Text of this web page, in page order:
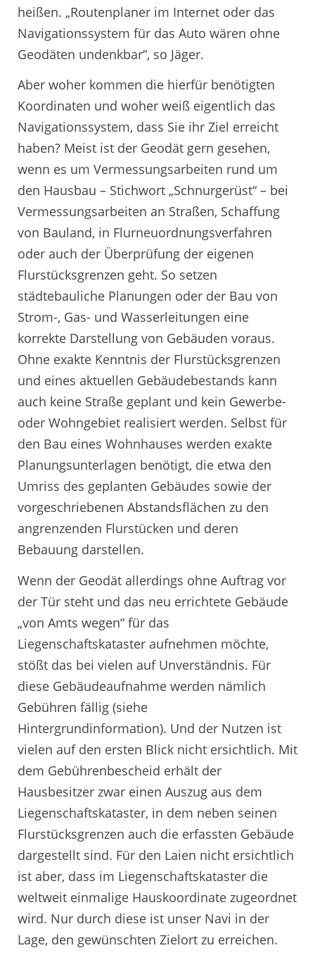
heißen. „Routenplaner im Internet oder das
Navigationssystem für das Auto wären ohne
Geodäten undenkbar“, so Jäger.
Aber woher kommen die hierfür benötigten
Koordinaten und woher weiß eigentlich das
Navigationssystem, dass Sie ihr Ziel erreicht
haben? Meist ist der Geodät gern gesehen,
wenn es um Vermessungsarbeiten rund um
den Hausbau – Stichwort „Schnurgerüst“ – bei
Vermessungsarbeiten an Straßen, Schaffung
von Bauland, in Flurneuordnungsverfahren
oder auch der Überprüfung der eigenen
Flurstücksgrenzen geht. So setzen
städtebauliche Planungen oder der Bau von
Strom-, Gas- und Wasserleitungen eine
korrekte Darstellung von Gebäuden voraus.
Ohne exakte Kenntnis der Flurstücksgrenzen
und eines aktuellen Gebäudebestands kann
auch keine Straße geplant und kein Gewerbe-
oder Wohngebiet realisiert werden. Selbst für
den Bau eines Wohnhauses werden exakte
Planungsunterlagen benötigt, die etwa den
Umriss des geplanten Gebäudes sowie der
vorgeschriebenen Abstandsflächen zu den
angrenzenden Flurstücken und deren
Bebauung darstellen.
Wenn der Geodät allerdings ohne Auftrag vor
der Tür steht und das neu errichtete Gebäude
„von Amts wegen“ für das
Liegenschaftskataster aufnehmen möchte,
stößt das bei vielen auf Unverständnis. Für
diese Gebäudeaufnahme werden nämlich
Gebühren fällig (siehe
Hintergrundinformation). Und der Nutzen ist
vielen auf den ersten Blick nicht ersichtlich. Mit
dem Gebührenbescheid erhält der
Hausbesitzer zwar einen Auszug aus dem
Liegenschaftskataster, in dem neben seinen
Flurstücksgrenzen auch die erfassten Gebäude
dargestellt sind. Für den Laien nicht ersichtlich
ist aber, dass im Liegenschaftskataster die
weltweit einmalige Hauskoordinate zugeordnet
wird. Nur durch diese ist unser Navi in der
Lage, den gewünschten Zielort zu erreichen.